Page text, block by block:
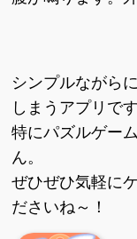
シンプルながら
しまうアプリです
特にパズルゲー
ん。
ぜひぜひ気軽に
ださいね～！